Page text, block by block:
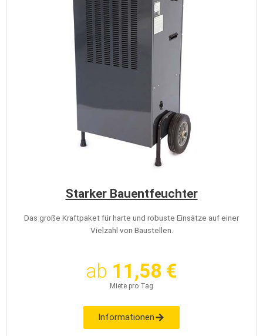
Starker Bauentfeuchter
Das große Kraftpaket für harte und robuste Einsätze auf einer
Vielzahl von Baustellen.
ab 11,58 €
Miete pro Tag
Informationen